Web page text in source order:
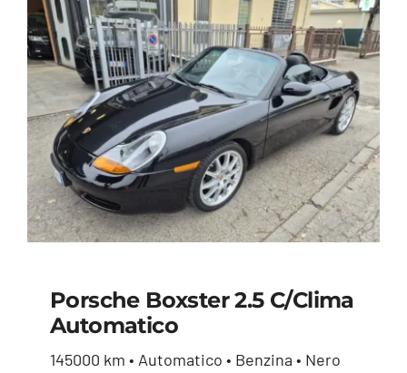
Porsche Boxster 2.5
Porsche Boxster 2.5 C/clima
Automatico
145000 km • Automatico • Benzina • Nero